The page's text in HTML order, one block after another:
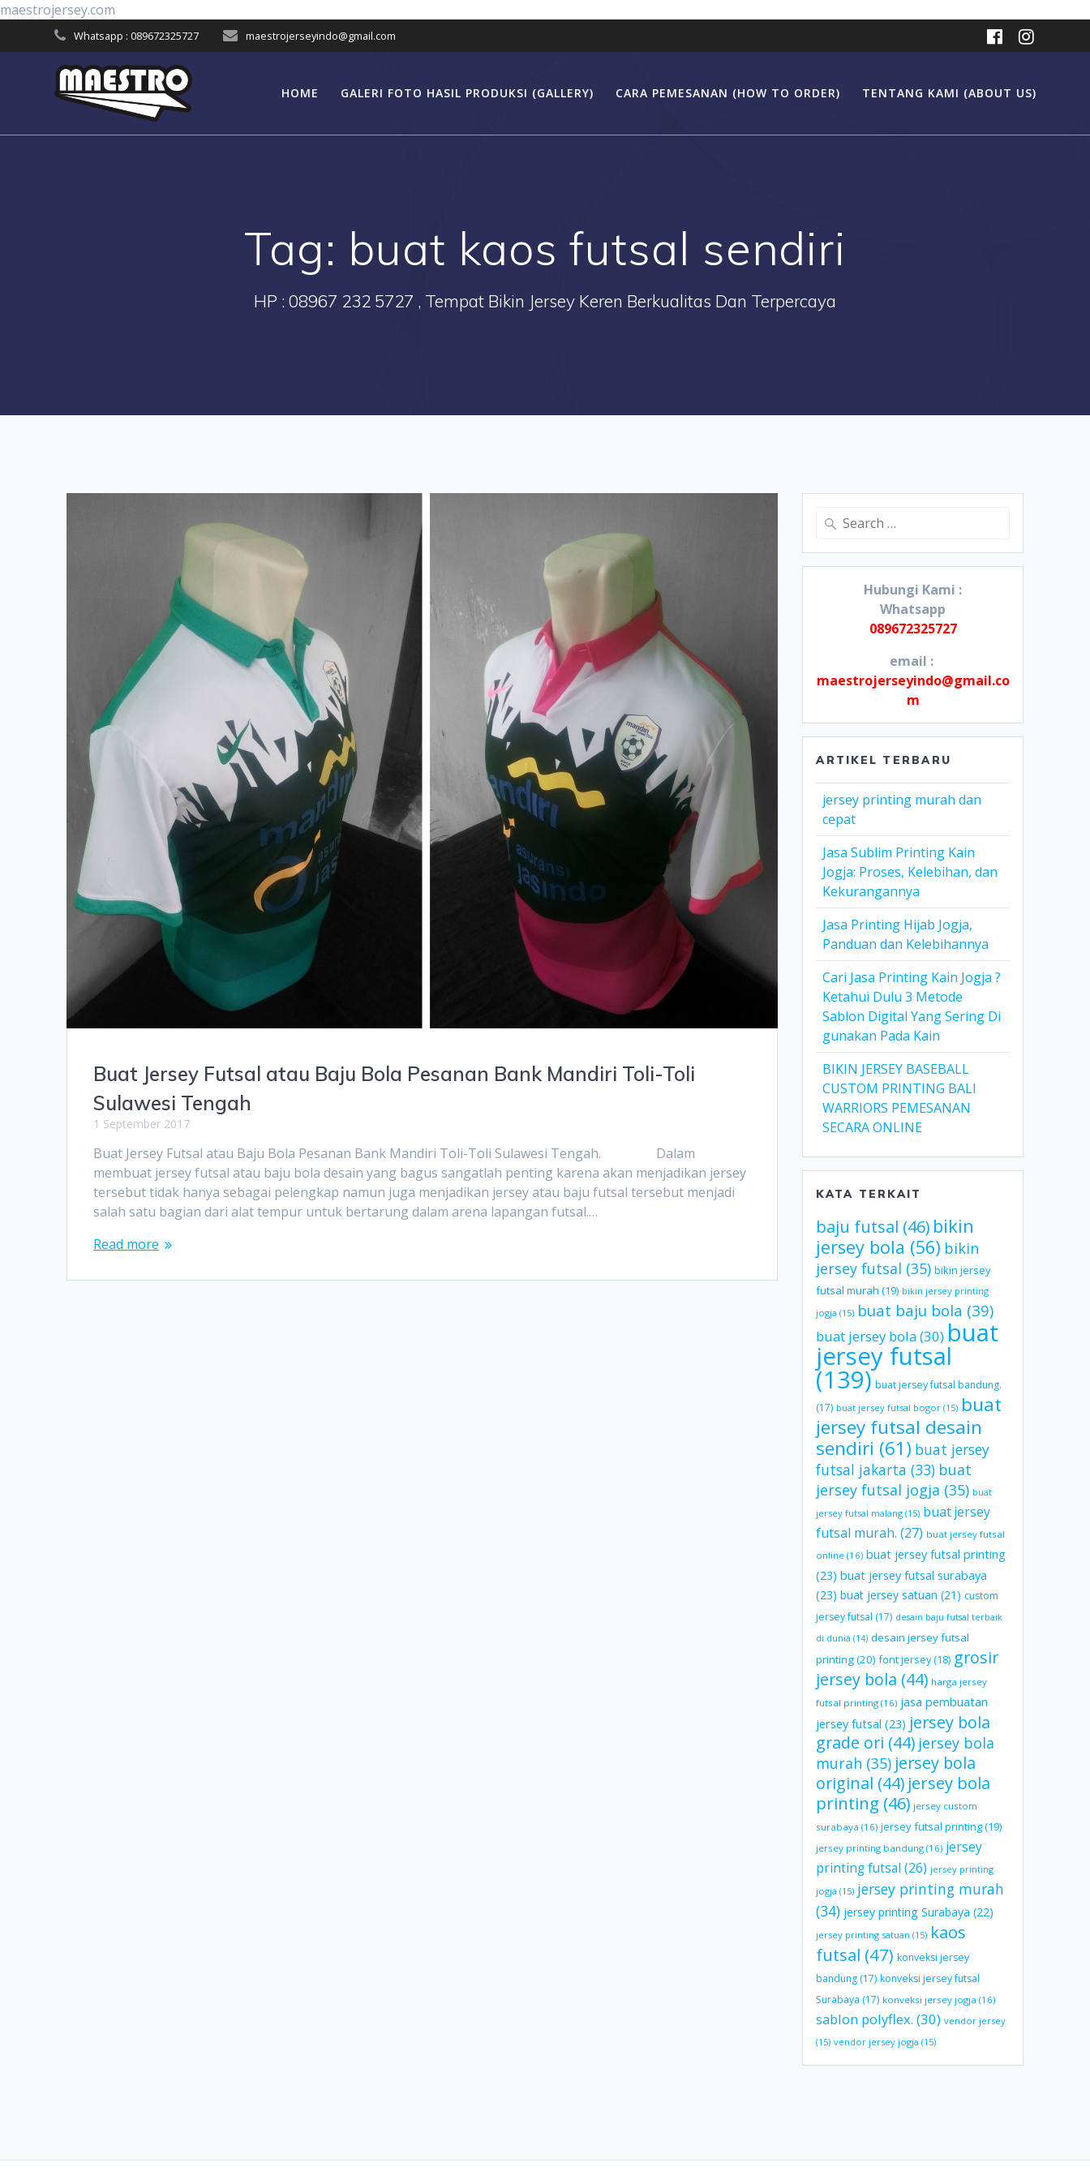
maestrojersey.com
content
Whatsapp : 089672325727 maestrojerseyindo@gmail.com
HOME GALERI FOTO HASIL PRODUKSI (GALLERY) CARA PEMESANAN (HOW TO ORDER) TENTANG KAMI (ABOUT US)
Tag: buat kaos futsal sendiri
HP : 08967 232 5727 , Tempat Bikin Jersey Keren Berkualitas Dan Terpercaya
Buat Jersey Futsal atau Baju Bola Pesanan Bank Mandiri Toli-Toli
Sulawesi Tengah
1 September 2017
Buat Jersey Futsal atau Baju Bola Pesanan Bank Mandiri Toli-Toli Sulawesi Tengah. Dalam
membuat jersey futsal atau baju bola desain yang bagus sangatlah penting karena akan menjadikan jersey
tersebut tidak hanya sebagai pelengkap namun juga menjadikan jersey atau baju futsal tersebut menjadi
salah satu bagian dari alat tempur untuk bertarung dalam arena lapangan futsal.…
Read more
Search
Hubungi Kami :
Whatsapp
089672325727
email :
maestrojerseyindo@gmail.co
m
ARTIKEL TERBARU
jersey printing murah dan
cepat
Jasa Sublim Printing Kain
Jogja: Proses, Kelebihan, dan
Kekurangannya
Jasa Printing Hijab Jogja,
Panduan dan Kelebihannya
Cari Jasa Printing Kain Jogja ?
Ketahui Dulu 3 Metode
Sablon Digital Yang Sering Di
gunakan Pada Kain
BIKIN JERSEY BASEBALL
CUSTOM PRINTING BALI
WARRIORS PEMESANAN
SECARA ONLINE
KATA TERKAIT
baju futsal (46) bikin
jersey bola (56) bikin
jersey futsal (35) bikin jersey
futsal murah (19) bikin jersey printing
jogja (15) buat baju bola (39)
buat jersey bola(30) buat
jersey futsal
(139) buat jersey futsal bandung.
(17) buat jersey futsal bogor (15) buat
jersey futsal desain
sendiri (61) buat jersey
futsal jakarta (33) buat
jersey futsal jogja (35) buat
jersey futsal malang (15) buat jersey
futsal murah. (27) buat jersey futsal
online (16) buat jersey futsal printing
(23) buat jersey futsal surabaya
(23) buat jersey satuan (21) custom
jersey futsal (17) desain baju futsal terbaik
di dunia (14) desain jersey futsal
printing(20) font jersey(18) grosir
jersey bola (44) harga jersey
futsal printing (16) jasa pembuatan
jersey futsal (23) jersey bola
grade ori (44) jersey bola
murah (35) jersey bola
original (44) jersey bola
printing (46) jersey custom
surabaya (16) jersey futsal printing(19)
jersey printing bandung (16) jersey
printing futsal (26) jersey printing
jogja (15) jersey printing murah
(34) jersey printing Surabaya (22)
jersey printing satuan (15) kaos
futsal (47) konveksi jersey
bandung (17) konveksi jersey futsal
Surabaya (17) konveksi jersey jogja (16)
sablon polyflex. (30) vendor jersey
(15) vendor jersey jogja (15)